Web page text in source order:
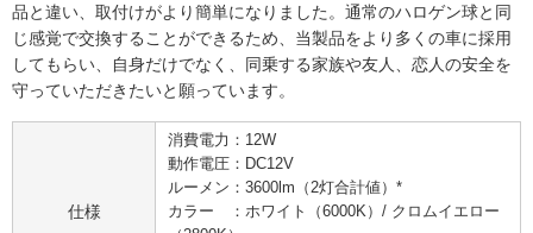
品と違い、取付けがより簡単になりました。通常のハロゲン球と同
じ感覚で交換することができるため、当製品をより多くの車に採用
してもらい、自身だけでなく、同乗する家族や友人、恋人の安全を
守っていただきたいと願っています。
仕様
消費電力：12W
動作電圧：DC12V
ルーメン：3600lm（2灯合計値）*
カラー ：ホワイト（6000K）/ クロムイエロー